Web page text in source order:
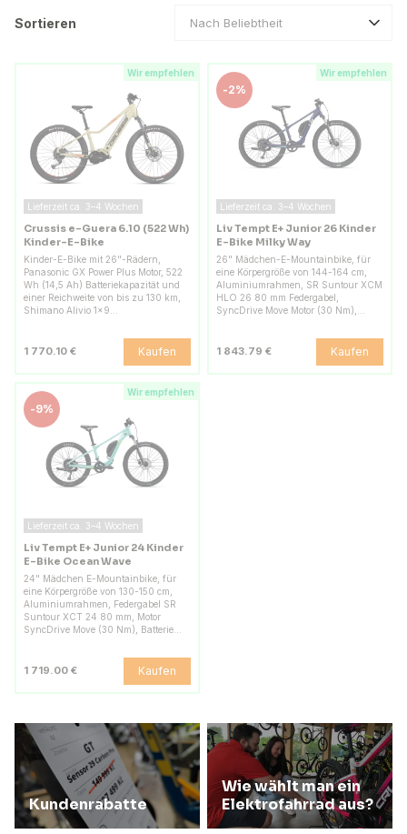
Sortieren Nach Beliebtheit
Wir empfehlen
Lieferzeit ca. 3–4 Wochen
Crussis e-Guera 6.10 (522 Wh)
Kinder-E-Bike
Kinder-E-Bike mit 26"-Rädern,
Panasonic GX Power Plus Motor, 522
Wh (14,5 Ah) Batteriekapazität und
einer Reichweite von bis zu 130 km,
Shimano Alivio 1x9…
1 770.10 € Kaufen
Wir empfehlen
-2%
Lieferzeit ca. 3–4 Wochen
Liv Tempt E+ Junior 26 Kinder
E-Bike Milky Way
26" Mädchen-E-Mountainbike, für
eine Körpergröße von 144-164 cm,
Aluminiumrahmen, SR Suntour XCM
HLO 26 80 mm Federgabel,
SyncDrive Move Motor (30 Nm),…
1 843.79 € Kaufen
Wir empfehlen
-9%
Lieferzeit ca. 3–4 Wochen
Liv Tempt E+ Junior 24 Kinder
E-Bike Ocean Wave
24" Mädchen E-Mountainbike, für
eine Körpergröße von 130-150 cm,
Aluminiumrahmen, Federgabel SR
Suntour XCT 24 80 mm, Motor
SyncDrive Move (30 Nm), Batterie…
1 719.00 € Kaufen
Kundenrabatte
Wie wählt man ein
Elektrofahrrad aus?